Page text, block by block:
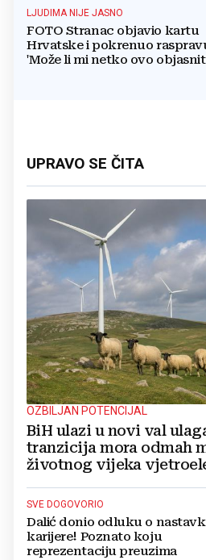
LJUDIMA NIJE JASNO
FOTO Stranac objavio kartu
Hrvatske i pokrenuo
'Može li mi netko ovo
UPRAVO SE ČITA
OZBILJAN POTENCIJAL
BiH ulazi u novi val
tranzicija mora odmah
životnog vijeka
SVE DOGOVORIO
Dalić donio odluku o
karijere! Poznato koju
reprezentaciju preuzima